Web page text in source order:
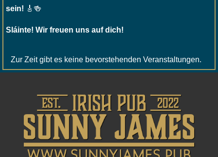
sein! 🎸🍻
Sláinte! Wir freuen uns auf dich!
Zur Zeit gibt es keine bevorstehenden Veranstaltungen.